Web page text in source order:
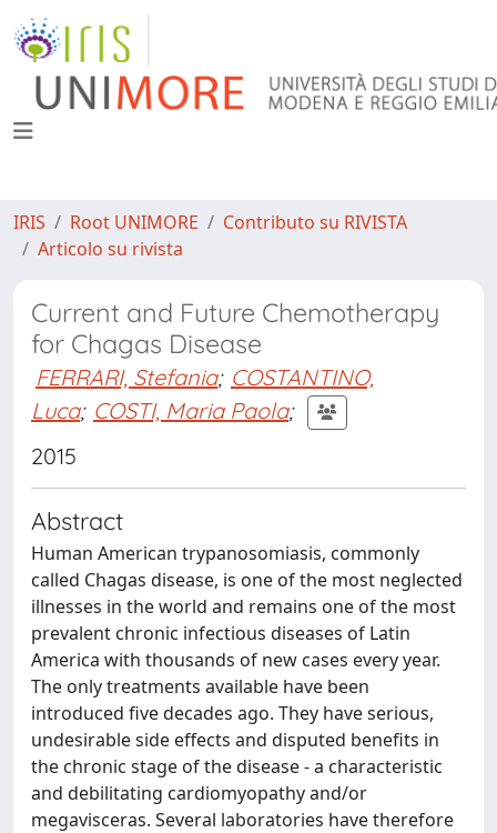
IRIS Root UNIMORE
Contributo su RIVISTA
Articolo su rivista
Current and Future Chemotherapy
for Chagas Disease
FERRARI, Stefania; COSTANTINO,
Luca; COSTI, Maria Paola;
2015
Abstract
Human American trypanosomiasis, commonly
called Chagas disease, is one of the most neglected
illnesses in the world and remains one of the most
prevalent chronic infectious diseases of Latin
America with thousands of new cases every year.
The only treatments available have been
introduced five decades ago. They have serious,
undesirable side effects and disputed benefits in
the chronic stage of the disease - a characteristic
and debilitating cardiomyopathy and/or
megavisceras. Several laboratories have therefore